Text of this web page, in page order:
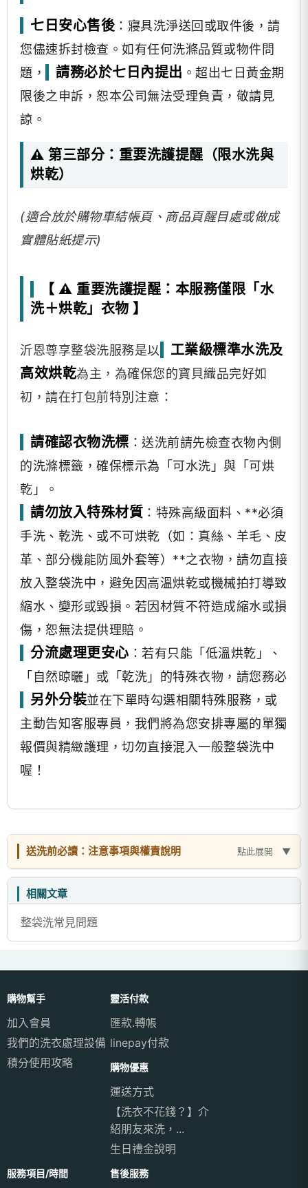
七日安心售後 ：寢具洗淨送回或取件後，請
您儘速拆封檢查。如有任何洗滌品質或物件問
題，
請務必於七日內提出 。超出七日黃金期
限後之申訴，恕本公司無法受理負責，敬請見
諒。
⚠️ 第三部分：重要洗護提醒（限水洗與
烘乾）
(適合放於購物車結帳頁、商品頁醒目處或做成
實體貼紙提示)
【 ⚠️ 重要洗護提醒：本服務僅限「水
洗＋烘乾」衣物 】
沂恩尊享整袋洗服務是以
工業級標準水洗及
高效烘乾為主，為確保您的寶貝織品完好如
初，請在打包前特別注意：
請確認衣物洗標 ：送洗前請先檢查衣物內側
的洗滌標籤，確保標示為「可水洗」與「可烘
乾」。
請勿放入特殊材質 ：特殊高級面料、**必須
手洗、乾洗、或不可烘乾（如：真絲、羊毛、皮
革、部分機能防風外套等）**之衣物，請勿直接
放入整袋洗中，避免因高溫烘乾或機械拍打導致
縮水、變形或毀損。若因材質不符造成縮水或損
傷，恕無法提供理賠。
分流處理更安心 ：若有只能「低溫烘乾」、
「自然晾曬」或「乾洗」的特殊衣物，請您務必
另外分裝並在下單時勾選相關特殊服務，或
主動告知客服專員，我們將為您安排專屬的單獨
報價與精緻護理，切勿直接混入一般整袋洗中
喔！
送洗前必讀：注意事項與權責說明 點此展開
相關文章
整袋洗常見問題
購物幫手
加入會員
我們的洗衣處理設備
積分使用攻略
靈活付款
匯款.轉帳
linepay付款
購物優惠
運送方式
【洗衣不花錢？】介
紹朋友來洗，...
生日禮金說明
服務項目/時間 售後服務